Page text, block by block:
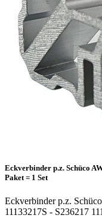
Eckverbinder p.z. Schüco
Paket = 1 Set
Eckverbinder p.z.
11133217S - S236217